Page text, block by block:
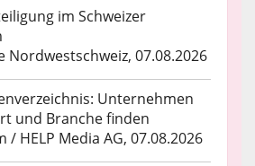
im Schweizer
Nordwestschweiz, 07.08.2026
Unternehmen
und Branche finden
/ HELP Media AG, 07.08.2026